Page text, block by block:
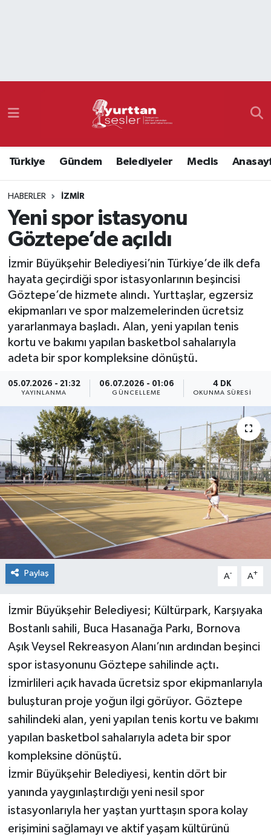
Türkiye Gündem Belediyeler Meclis
HABERLER İZMIR
Yeni spor istasyonu
Göztepe’de açıldı
İzmir Büyükşehir Belediyesi’nin Türkiye’de ilk defa
hayata geçirdiği spor istasyonlarının beşincisi
Göztepe’de hizmete alındı. Yurttaşlar, egzersiz
ekipmanları ve spor malzemelerinden ücretsiz
yararlanmaya başladı. Alan, yeni yapılan tenis
kortu ve bakımı yapılan basketbol sahalarıyla
adeta bir spor kompleksine dönüştü.
05.07.2026 - 21:32
YAYINLANMA
06.07.2026 - 01:06
GÜNCELLEME
4 DK
OKUNMA SÜRESI
Paylaş A- A+
İzmir Büyükşehir Belediyesi; Kültürpark, Karşıyaka
Bostanlı sahili, Buca Hasanağa Parkı, Bornova
Aşık Veysel Rekreasyon Alanı’nın ardından beşinci
spor istasyonunu Göztepe sahilinde açtı.
İzmirlileri açık havada ücretsiz spor ekipmanlarıyla
buluşturan proje yoğun ilgi görüyor. Göztepe
sahilindeki alan, yeni yapılan tenis kortu ve bakımı
yapılan basketbol sahalarıyla adeta bir spor
kompleksine dönüştü.
İzmir Büyükşehir Belediyesi, kentin dört bir
yanında yaygınlaştırdığı yeni nesil spor
istasyonlarıyla her yaştan yurttaşın spora kolay
erişimini sağlamayı ve aktif yaşam kültürünü
Namaz Vakitleri
Süper Lig Puan Durumu ve Fikstür
Tüm Manşetler
Son Dakika Haberleri
Haber Arşivi